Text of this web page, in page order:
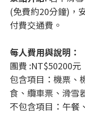
(免費約20分鐘)，
付費交通費。
每人費用與說明：
團費 :NT$50200元
包含項目：機票
食、纜車票、滑雪
不包含項目：午餐